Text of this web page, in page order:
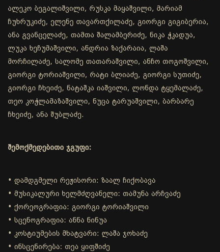
ალეკო ბეგალიშვილი, რუსკა მაყაშვილი, მარიამ
ჩუხრუკიძე, ელენე თავართქილაძე, გიორგი გიგიბერია,
ანა გვანცელაძე, თამთა შალამბერიძე, ნიკა ჭკადუა,
ლუკა ხეჩუმაშვილი, ანდრია ზაქარაია, ლაშა
მორჩილაძე, სალომე თათარაშვილი, ანჩო თოგოშვილი,
გიორგი ტორიაშვილი, რატი ბლიაძე, გიორგი სუთიძე,
გიორგი ჩხეიძე, ნატაშკა იაშვილი, ლონდა ტყემალაძე,
თეო კოჭლამაზაშვილი, ნუცა ტარუაშვილი, ბარბარე
ჩხეიძე, ანა შუბლაძე.
შემოქმედებითი ჯგუფი:
• დამდგმელი რეჟისორი: ზაალ ჩიქობავა
• მუსიკალური ხელმძღვანელი: თამუნა არჩვაძე
• ქორეოგრაფია: გიორგი ტორიაშვილი
• სცენოგრაფია: ანნა ნინუა
• კოსტიუმების მხატვარი: ლაშა ჯოხაძე
• ინსცენირება: თეა ყიფშიძე